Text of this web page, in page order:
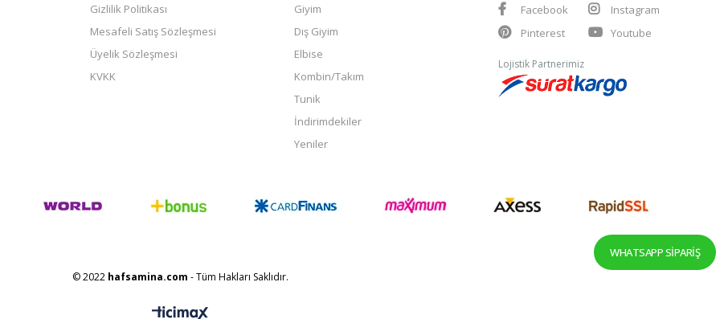
WHATSAPP SIPARIŞ
Gizlilik Politikası
Mesafeli Satış Sözleşmesi
Üyelik Sözleşmesi
KVKK
Giyim
Dış Giyim
Elbise
Kombin/Takım
Tunik
İndirimdekiler
Yeniler
Facebook
Instagram
Pinterest
Youtube
Lojistik Partnerimiz
© 2022 hafsamina.com - Tüm Hakları Saklıdır.